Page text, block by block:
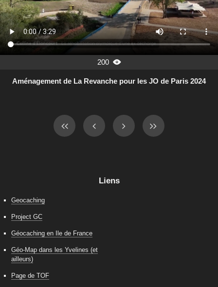
200 
Aménagement de La Revanche pour les JO de Paris 2024
Liens
Geocaching
Project GC
Géocaching en Ile de France
Géo-Map dans les Yvelines (et
ailleurs)
Page de TOF